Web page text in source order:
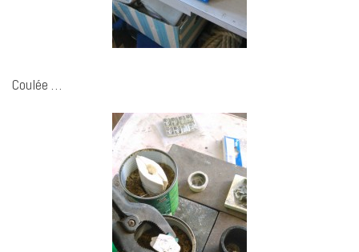
Coulée …